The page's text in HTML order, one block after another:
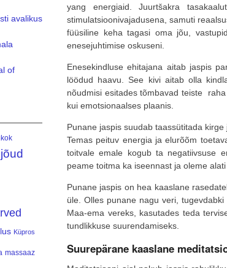
yang energiaid. Juurtšakra
stimulatsioonivajadusena, samuti
füüsiline keha tagasi oma jõu,
enesejuhtimise oskuseni.
Enesekindluse ehitajana aitab jaspis
löödud haavu. See kivi aitab olla
nõudmisi esitades tõmbavad teiste
kui emotsionaalses plaanis.
Punane jaspis suudab taassütitada
Temas peituv energia ja elurõõm
toitvale emale kogub ta negatiivsuse
peame toitma ka iseennast ja oleme
Punane jaspis on hea kaaslane
üle. Olles punane nagu veri,
Maa-ema vereks, kasutades teda
tundlikkuse suurendamiseks.
Suurepärane kaaslane
avalikus
of
Küpros
massaaz